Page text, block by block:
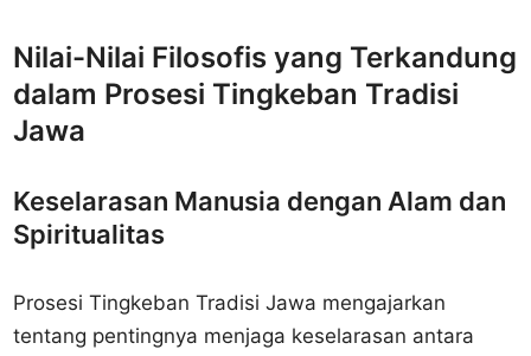
Nilai-Nilai Filosofis yang Terkandung
dalam Prosesi Tingkeban Tradisi
Jawa
Keselarasan Manusia dengan Alam dan
Spiritualitas
Prosesi Tingkeban Tradisi Jawa mengajarkan
tentang pentingnya menjaga keselarasan antara